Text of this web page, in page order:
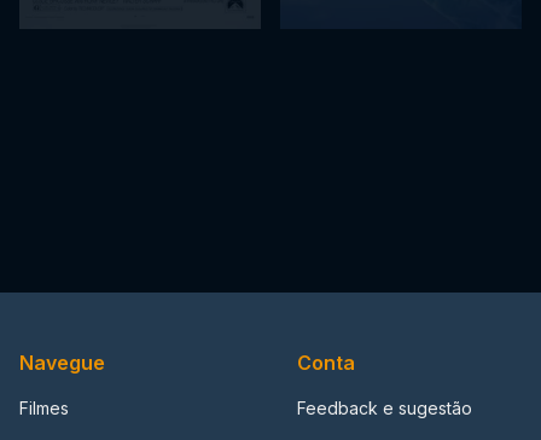
Navegue
Filmes
Conta
Feedback e sugestão